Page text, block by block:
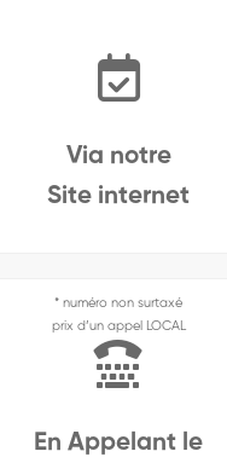
Via notre
Site internet
* numéro non surtaxé
prix d’un appel LOCAL
En Appelant le